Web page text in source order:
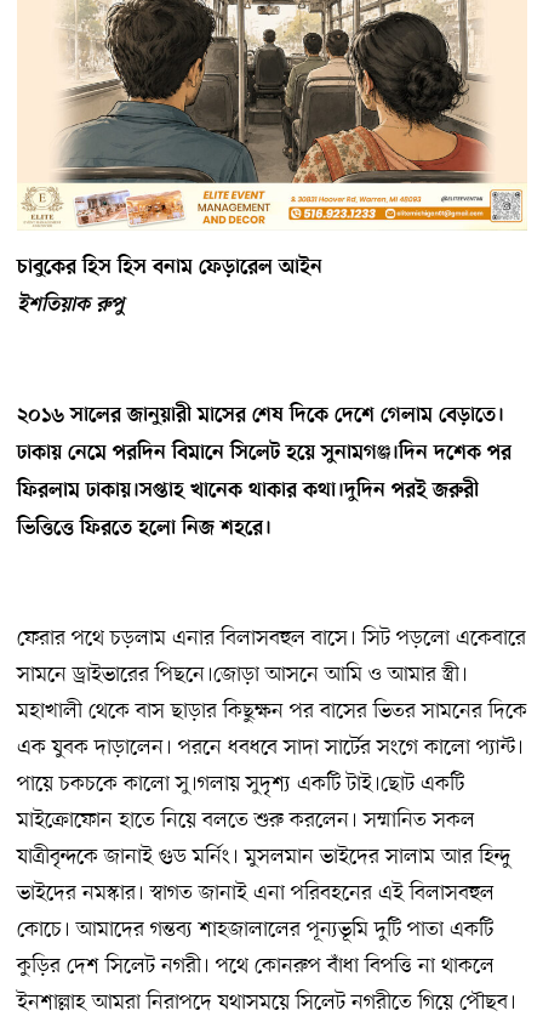
চাবুকের হিস হিস বনাম ফেড়ারেল আইন
ইশতিয়াক রুপু
২০১৬ সালের জানুয়ারী মাসের শেষ দিকে দেশে গেলাম বেড়াতে।
ঢাকায় নেমে পরদিন বিমানে সিলেট হয়ে সুনামগঞ্জ।দিন দশেক পর
ফিরলাম ঢাকায়।সপ্তাহ খানেক থাকার কথা।দুদিন পরই জরুরী
ভিত্তিত্তে ফিরতে হলো নিজ শহরে।
ফেরার পথে চড়লাম এনার বিলাসবহুল বাসে। সিট পড়লো একেবারে
সামনে ড্রাইভারের পিছনে।জোড়া আসনে আমি ও আমার স্ত্রী।
মহাখালী থেকে বাস ছাড়ার কিছুক্ষন পর বাসের ভিতর সামনের দিকে
এক যুবক দাড়ালেন। পরনে ধবধবে সাদা সার্টের সংগে কালো প্যান্ট।
পায়ে চকচকে কালো সু।গলায় সুদৃশ্য একটি টাই।ছোট একটি
মাইক্রোফোন হাতে নিয়ে বলতে শুরু করলেন। সম্মানিত সকল
যাত্রীবৃন্দকে জানাই গুড মর্নিং। মুসলমান ভাইদের সালাম আর হিন্দু
ভাইদের নমস্কার। স্বাগত জানাই এনা পরিবহনের এই বিলাসবহুল
কোচে। আমাদের গন্তব্য শাহজালালের পূন্যভূমি দুটি পাতা একটি
কুড়ির দেশ সিলেট নগরী। পথে কোনরুপ বাঁধা বিপত্তি না থাকলে
ইনশাল্লাহ আমরা নিরাপদে যথাসময়ে সিলেট নগরীতে গিয়ে পৌছব।